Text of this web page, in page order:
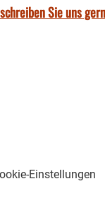
Sie uns
Einstellungen